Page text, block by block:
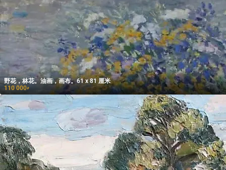
野花，林花。油画，画布。61 x 81 厘米
110 000₽